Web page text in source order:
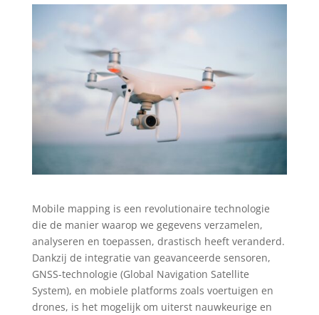
Mobile mapping is een revolutionaire technologie
die de manier waarop we gegevens verzamelen,
analyseren en toepassen, drastisch heeft veranderd.
Dankzij de integratie van geavanceerde sensoren,
GNSS-technologie (Global Navigation Satellite
System), en mobiele platforms zoals voertuigen en
drones, is het mogelijk om uiterst nauwkeurige en